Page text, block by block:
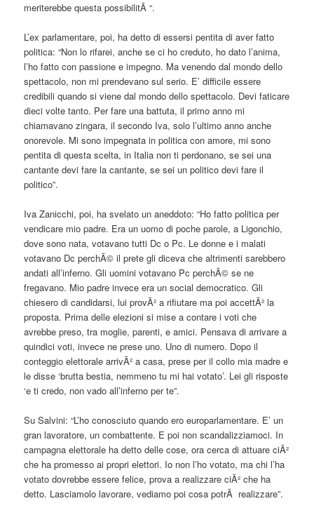
meriterebbe questa possibilitÃ “.
L’ex parlamentare, poi, ha detto di essersi pentita di aver fatto
politica: “Non lo rifarei, anche se ci ho creduto, ho dato l’anima,
l’ho fatto con passione e impegno. Ma venendo dal mondo dello
spettacolo, non mi prendevano sul serio. E’ difficile essere
credibili quando si viene dal mondo dello spettacolo. Devi faticare
dieci volte tanto. Per fare una battuta, il primo anno mi
chiamavano zingara, il secondo Iva, solo l’ultimo anno anche
onorevole. Mi sono impegnata in politica con amore, mi sono
pentita di questa scelta, in Italia non ti perdonano, se sei una
cantante devi fare la cantante, se sei un politico devi fare il
politico”.
Iva Zanicchi, poi, ha svelato un aneddoto: “Ho fatto politica per
vendicare mio padre. Era un uomo di poche parole, a Ligonchio,
dove sono nata, votavano tutti Dc o Pc. Le donne e i malati
votavano Dc perchÃ© il prete gli diceva che altrimenti sarebbero
andati all’inferno. Gli uomini votavano Pc perchÃ© se ne
fregavano. Mio padre invece era un social democratico. Gli
chiesero di candidarsi, lui provÃ² a rifiutare ma poi accettÃ² la
proposta. Prima delle elezioni si mise a contare i voti che
avrebbe preso, tra moglie, parenti, e amici. Pensava di arrivare a
quindici voti, invece ne prese uno. Uno di numero. Dopo il
conteggio elettorale arrivÃ² a casa, prese per il collo mia madre e
le disse ‘brutta bestia, nemmeno tu mi hai votato’. Lei gli risposte
‘e ti credo, non vado all’inferno per te”.
Su Salvini: “L’ho conosciuto quando ero europarlamentare. E’ un
gran lavoratore, un combattente. E poi non scandalizziamoci. In
campagna elettorale ha detto delle cose, ora cerca di attuare ciÃ²
che ha promesso ai propri elettori. Io non l’ho votato, ma chi l’ha
votato dovrebbe essere felice, prova a realizzare ciÃ² che ha
detto. Lasciamolo lavorare, vediamo poi cosa potrÃ realizzare”.